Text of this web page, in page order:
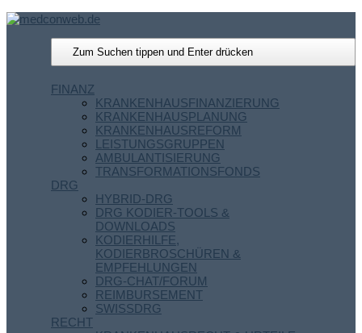
FINANZ
KRANKENHAUSFINANZIERUNG
KRANKENHAUSPLANUNG
KRANKENHAUSREFORM
LEISTUNGSGRUPPEN
AMBULANTISIERUNG
TRANSFORMATIONSFONDS
DRG
HYBRID-DRG
DRG KODIER-TOOLS &
DOWNLOADS
KODIERHILFE,
KODIERBROSCHÜREN &
EMPFEHLUNGEN
DRG-CHAT/FORUM
REIMBURSEMENT
SWISSDRG
RECHT